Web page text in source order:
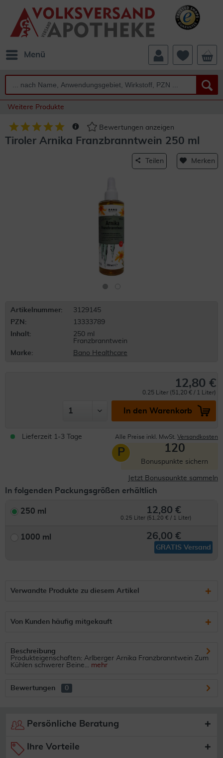
Menü
Weitere Produkte
Bewertungen anzeigen
Tiroler Arnika Franzbranntwein 250 ml
Teilen Merken
Artikelnummer:
3129145
PZN:
13333789
Inhalt:
250 ml
Franzbranntwein
Marke:
Bano Healthcare
12,80 €
0.25 Liter (51,20 € / 1 Liter)
In den Warenkorb
Lieferzeit 1-3 Tage Alle Preise inkl. MwSt. Versandkosten
P 120
Bonuspunkte sichern
Jetzt Bonuspunkte sammeln
In folgenden Packungsgrößen erhältlich
250 ml 12,80 €
0.25 Liter (51,20 € / 1 Liter)
1000 ml 26,00 €
GRATIS Versand
Verwandte Produkte zu diesem Artikel
Von Kunden häufig mitgekauft
Beschreibung
Produkteigenschaften: Arlberger Arnika Franzbranntwein Zum
Kühlen schwerer Beine... mehr
Bewertungen 0
Persönliche Beratung
Ihre Vorteile